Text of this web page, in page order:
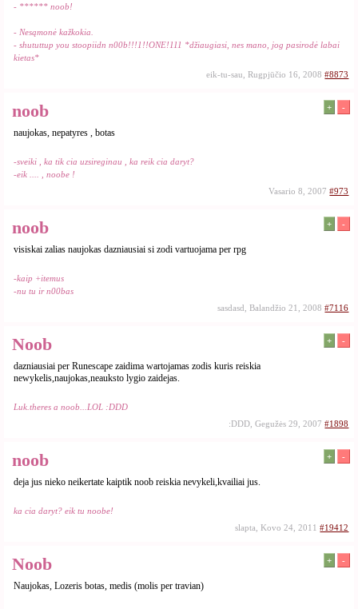
- ****** noob!
- Nesąmonė kažkokia.
- shututtup you stoopiidn n00b!!!1!!ONE!111 *džiaugiasi, nes mano, jog pasirodė labai
kietas*
eik-tu-sau, Rugpjūčio 16, 2008#8873
noob + -
naujokas, nepatyres , botas
-sveiki , ka tik cia uzsireginau , ka reik cia daryt?
-eik .... , noobe !
Vasario 8, 2007#973
noob + -
visiskai zalias naujokas dazniausiai si zodi vartuojama per rpg
-kaip +itemus
-nu tu ir n00bas
sasdasd, Balandžio 21, 2008#7116
Noob + -
dazniausiai per Runescape zaidima wartojamas zodis kuris reiskia
newykelis,naujokas,neauksto lygio zaidejas.
Luk.theres a noob...LOL :DDD
:DDD, Gegužės 29, 2007#1898
noob + -
deja jus nieko neikertate kaiptik noob reiskia nevykeli,kvailiai jus.
ka cia daryt? eik tu noobe!
slapta, Kovo 24, 2011#19412
Noob + -
Naujokas, Lozeris botas, medis (molis per travian)